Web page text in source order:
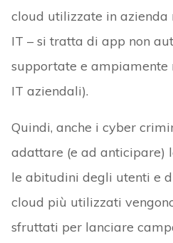
cloud utilizzate in azienda
IT – si tratta di app non
supportate e ampiamente
IT aziendali).
Quindi, anche i cyber
adattare (e ad anticipare)
le abitudini degli utenti e
cloud più utilizzati
sfruttati per lanciare